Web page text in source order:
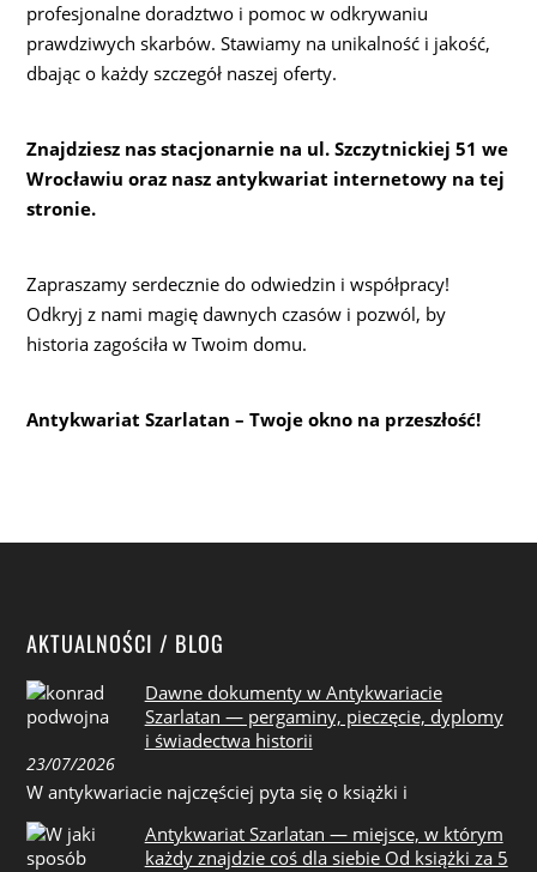
profesjonalne doradztwo i pomoc w odkrywaniu
prawdziwych skarbów. Stawiamy na unikalność i jakość,
dbając o każdy szczegół naszej oferty.
Znajdziesz nas stacjonarnie na ul. Szczytnickiej 51 we
Wrocławiu oraz nasz antykwariat internetowy na tej
stronie.
Zapraszamy serdecznie do odwiedzin i współpracy!
Odkryj z nami magię dawnych czasów i pozwól, by
historia zagościła w Twoim domu.
Antykwariat Szarlatan – Twoje okno na przeszłość!
AKTUALNOŚCI / BLOG
Dawne dokumenty w Antykwariacie
Szarlatan — pergaminy, pieczęcie, dyplomy
i świadectwa historii
23/07/2026
W antykwariacie najczęściej pyta się o książki i
Antykwariat Szarlatan — miejsce, w którym
każdy znajdzie coś dla siebie Od książki za 5